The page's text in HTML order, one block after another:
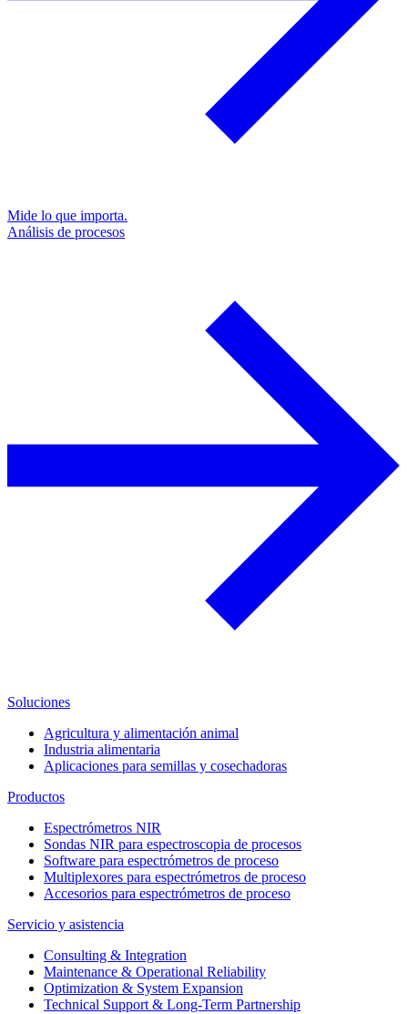
Mide lo que importa.
Análisis de procesos
Soluciones
Agricultura y alimentación animal
Industria alimentaria
Aplicaciones para semillas y cosechadoras
Productos
Espectrómetros NIR
Sondas NIR para espectroscopia de procesos
Software para espectrómetros de proceso
Multiplexores para espectrómetros de proceso
Accesorios para espectrómetros de proceso
Servicio y asistencia
Consulting & Integration
Maintenance & Operational Reliability
Optimization & System Expansion
Technical Support & Long-Term Partnership